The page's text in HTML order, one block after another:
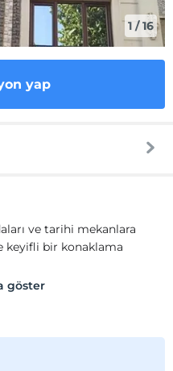
1 /16
yap
ve tarihi mekanlara
keyifli bir konaklama
Wi-Fi, klima, mini
su ısıtıcısı ve ütü
göster